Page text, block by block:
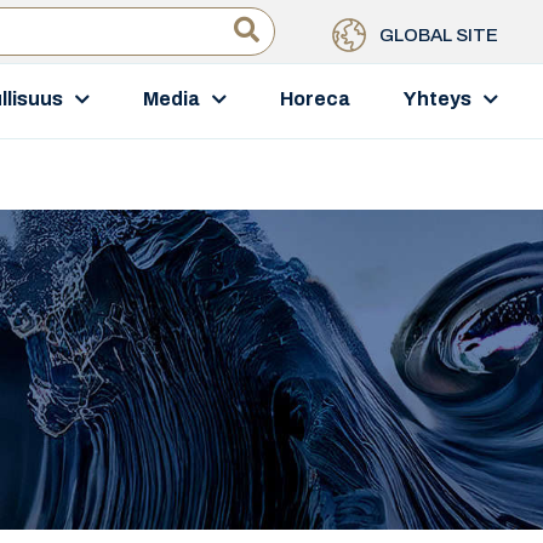
GLOBAL SITE
Media Horeca Yhteys